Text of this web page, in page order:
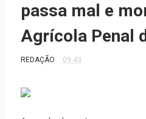
passa mal e
Agrícola Penal
REDAÇÃO 09:43